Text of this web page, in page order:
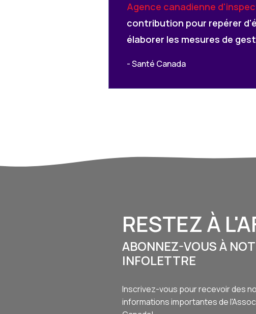
Agence canadienne
contribution pour repérer
élaborer les mesures de
- Santé Canada
RESTEZ À
ABONNEZ-VOUS À
INFOLETTRE
Inscrivez-vous pour recevoir des
informations importantes de